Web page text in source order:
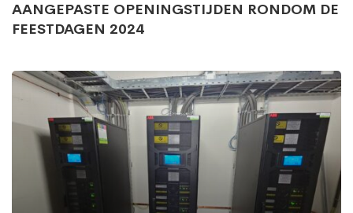
AANGEPASTE OPENINGSTIJDEN RONDOM DE
FEESTDAGEN 2024